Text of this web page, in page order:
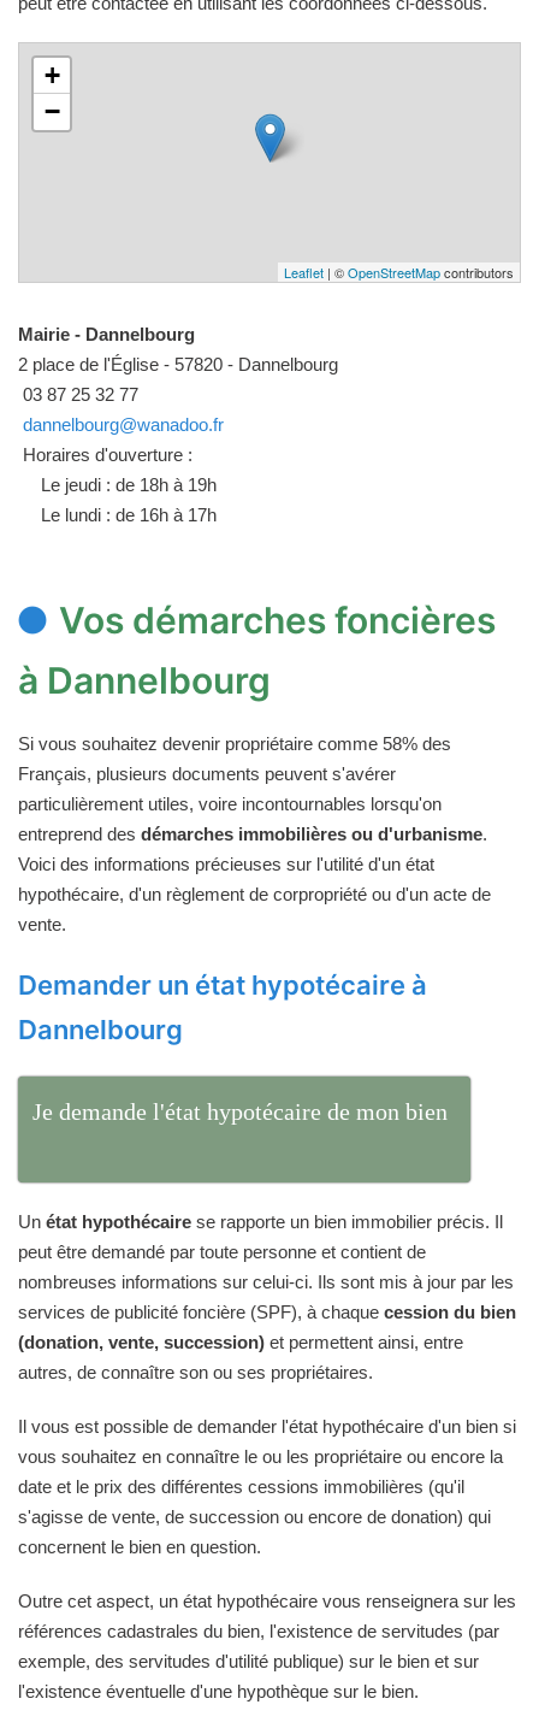
+
−
Leaflet | ©OpenStreetMapcontributors
Mairie - Dannelbourg
2 place de l'Église - 57820 - Dannelbourg
03 87 25 32 77
dannelbourg@wanadoo.fr
Horaires d'ouverture :
Le jeudi : de 18h à 19h
Le lundi : de 16h à 17h
Vos démarches foncières
à Dannelbourg
Si vous souhaitez devenir propriétaire comme 58% des
Français, plusieurs documents peuvent s'avérer
particulièrement utiles, voire incontournables lorsqu'on
entreprend des démarches immobilières ou d'urbanisme.
Voici des informations précieuses sur l'utilité d'un état
hypothécaire, d'un règlement de corpropriété ou d'un acte de
vente.
Demander un état hypotécaire à
Dannelbourg
Je demande l'état hypotécaire de mon bien
Un état hypothécaire se rapporte un bien immobilier précis. Il
peut être demandé par toute personne et contient de
nombreuses informations sur celui-ci. Ils sont mis à jour par les
services de publicité foncière (SPF), à chaque cession du bien
(donation, vente, succession) et permettent ainsi, entre
autres, de connaître son ou ses propriétaires.
Il vous est possible de demander l'état hypothécaire d'un bien si
vous souhaitez en connaître le ou les propriétaire ou encore la
date et le prix des différentes cessions immobilières (qu'il
s'agisse de vente, de succession ou encore de donation) qui
concernent le bien en question.
Outre cet aspect, un état hypothécaire vous renseignera sur les
références cadastrales du bien, l'existence de servitudes (par
exemple, des servitudes d'utilité publique) sur le bien et sur
l'existence éventuelle d'une hypothèque sur le bien.